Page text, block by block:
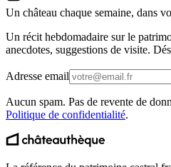
Un château chaque semaine, dans
Un récit hebdomadaire sur le
anecdotes, suggestions de visite.
Adresse email
Aucun spam. Pas de revente de
Politique de confidentialité.